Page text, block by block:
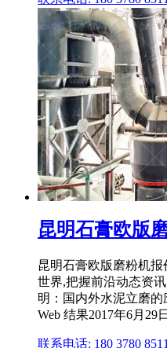
昆明石膏欧版
昆明石膏欧版磨粉机
世界,把握前沿动态资
明：国内外水泥立磨
Web 结果2017年6月29
联系电话: 180 3780 8511